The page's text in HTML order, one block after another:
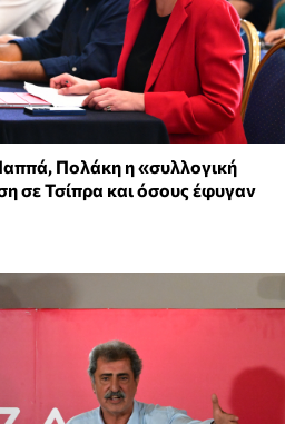
Πολάκη η «συλλογική
σε Τσίπρα και όσους έφυγαν